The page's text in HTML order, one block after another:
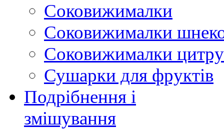
Соковижималки
Соковижималки
Соковижималки
Сушарки для фруктів
Подрібнення і
змішування